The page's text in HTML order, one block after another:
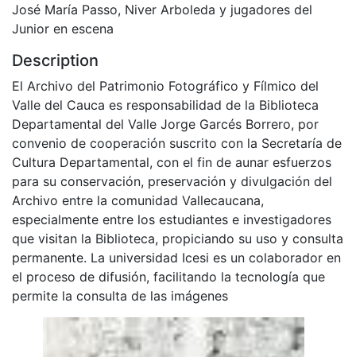
José María Passo, Niver Arboleda y jugadores del
Junior en escena
Description
El Archivo del Patrimonio Fotográfico y Fílmico del
Valle del Cauca es responsabilidad de la Biblioteca
Departamental del Valle Jorge Garcés Borrero, por
convenio de cooperación suscrito con la Secretaría de
Cultura Departamental, con el fin de aunar esfuerzos
para su conservación, preservación y divulgación del
Archivo entre la comunidad Vallecaucana,
especialmente entre los estudiantes e investigadores
que visitan la Biblioteca, propiciando su uso y consulta
permanente. La universidad Icesi es un colaborador en
el proceso de difusión, facilitando la tecnología que
permite la consulta de las imágenes